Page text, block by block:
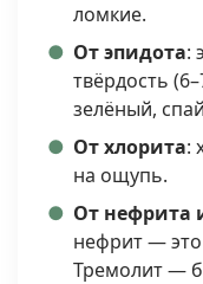
ломкие.
От эпидота:
твёрдость
зелёный,
От хлорита:
на ощупь.
От нефрита
нефрит — это
Тремолит —